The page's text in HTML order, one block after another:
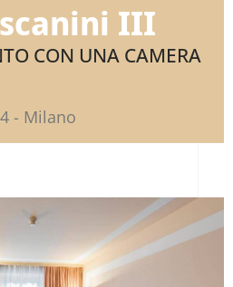
III
CON UNA CAMERA
- Milano